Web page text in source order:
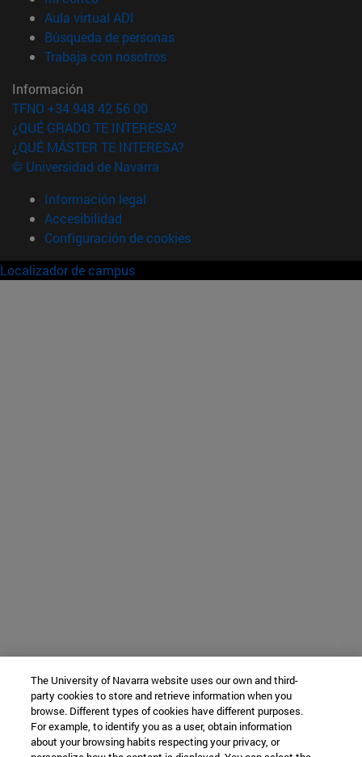
Aula virtual ADI
Búsqueda de personas(abre en nueva ventana)
Trabaja con nosotros(abre en nueva ventana)
Información
TFNO +34 948 42 56 00
¿QUÉ GRADO TE INTERESA?
¿QUÉ MÁSTER TE INTERESA?
© Universidad de Navarra
Información legal
Accesibilidad
Configuración de cookies
Localizador de campus
The University of Navarra website uses our own and third-
party cookies to store and retrieve information when you
browse. Different types of cookies have different purposes.
For example, to identify you as a user, obtain information
about your browsing habits respecting your privacy, or